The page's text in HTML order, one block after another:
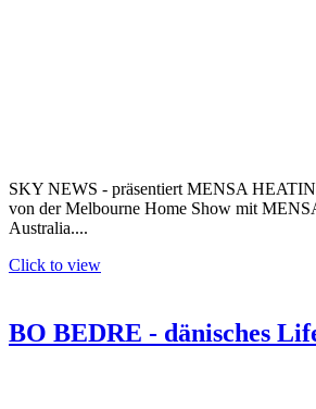
SKY NEWS - präsentiert MENSA
von der Melbourne Home Show mit
Australia....
Click to view
BO BEDRE - dänisches